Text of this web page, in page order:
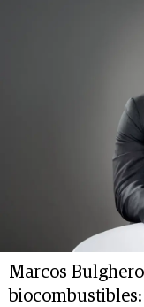
Marcos